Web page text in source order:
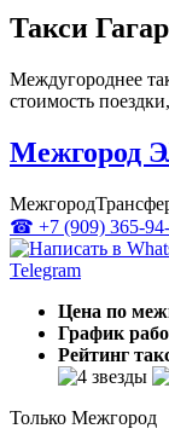
Такси
Междугороднее
стоимость
Межгород
Межгород
☎ +7 (909) 365-
Telegram
Цена по
График
Рейтинг
Только Межгород